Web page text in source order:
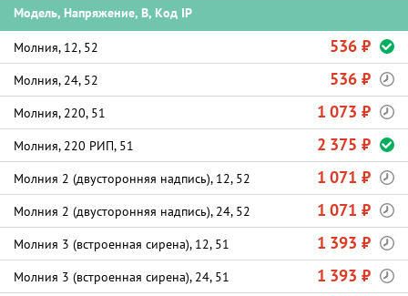
Модель, Напряжение, В, Код IP
Молния, 12, 52 536 ₽
Молния, 24, 52 536 ₽
Молния, 220, 51 1 073 ₽
Молния, 220 РИП, 51 2 375 ₽
Молния 2 (двусторонняя надпись), 12, 52 1 071 ₽
Молния 2 (двусторонняя надпись), 24, 52 1 071 ₽
Молния 3 (встроенная сирена), 12, 51 1 393 ₽
Молния 3 (встроенная сирена), 24, 51 1 393 ₽